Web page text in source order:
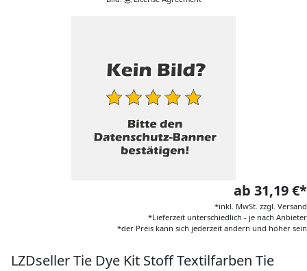
ab 31,19 €*
*inkl. MwSt. zzgl. Versand
*Lieferzeit unterschiedlich - je nach Anbieter
*der Preis kann sich jederzeit ändern und höher sein
LZDseller Tie Dye Kit Stoff Textilfarben Tie